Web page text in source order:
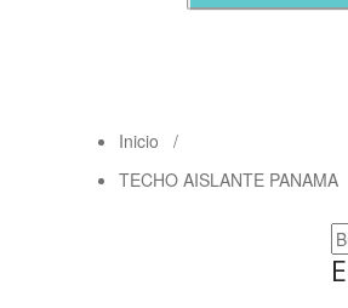
Inicio /
TECHO AISLANTE PANAMA